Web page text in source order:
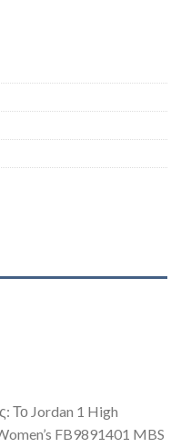
Το Jordan 1 High
FB9891401 MBS